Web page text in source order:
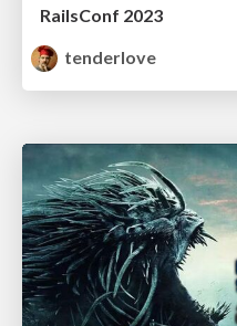
RailsConf 2023
tenderlove